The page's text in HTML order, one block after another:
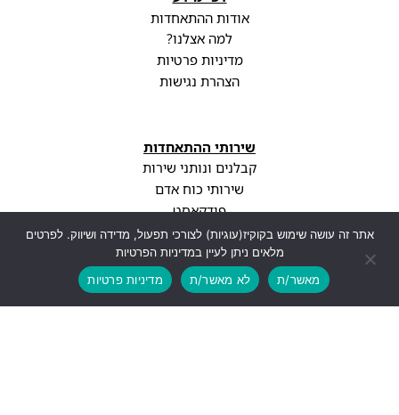
אודות ההתאחדות
למה אצלנו?
מדיניות פרטיות
הצהרת נגישות
שירותי ההתאחדות
קבלנים ונותני שירות
שירותי כוח אדם
פודקאסט
עדכונים וחדשות
הטבות ההתאחדות
אתר זה עושה שימוש בקוקיז(עוגיות) לצורכי תפעול, מדידה ושיווק. לפרטים
מלאים ניתן לעיין במדיניות הפרטיות
מאשר/ת
לא מאשר/ת מדיניות פרטיות